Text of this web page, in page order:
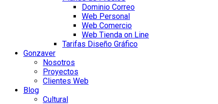
Dominio Correo
Web Personal
Web Comercio
Web Tienda on Line
Tarifas Diseño Gráfico
Gonzaver
Nosotros
Proyectos
Clientes Web
Blog
Cultural